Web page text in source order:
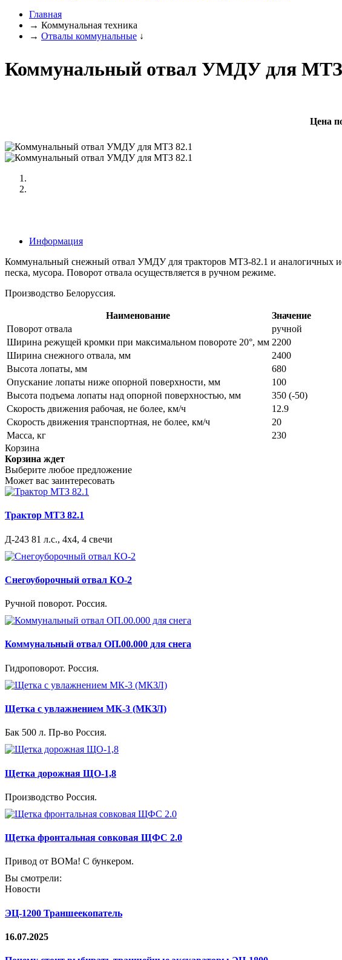
Главная
→ Коммунальная техника
→ Отвалы коммунальные ↓
Коммунальный отвал УМДУ для МТЗ
Цена
Информация
Коммунальный снежный отвал УМДУ для тракторов МТЗ-82.1 и аналогичных
песка, мусора. Поворот отвала осуществляется в ручном режиме.
Производство Белоруссия.
Наименование
Значение
Поворот отвала
ручной
Ширина режущей кромки при максимальном повороте 20°, мм 2200
Ширина снежного отвала, мм
2400
Высота лопаты, мм
680
Опускание лопаты ниже опорной поверхности, мм
100
Высота подъема лопаты над опорной поверхностью, мм
350 (-50)
Скорость движения рабочая, не более, км/ч
12.9
Скорость движения транспортная, не более, км/ч
20
Масса, кг
230
Корзина
Корзина ждет
Выберите любое предложение
Может вас заинтересовать
Трактор МТЗ 82.1
Д-243 81 л.с., 4х4, 4 свечи
Снегоуборочный отвал КО-2
Ручной поворот. Россия.
Коммунальный отвал ОП.00.000 для снега
Гидроповорот. Россия.
Щетка с увлажнением МК-3 (МКЗЛ)
Бак 500 л. Пр-во Россия.
Щетка дорожная ЩО-1,8
Производство Россия.
Щетка фронтальная совковая ЩФС 2.0
Привод от ВОМа! С бункером.
Вы смотрели:
Новости
ЭЦ-1200 Траншеекопатель
16.07.2025